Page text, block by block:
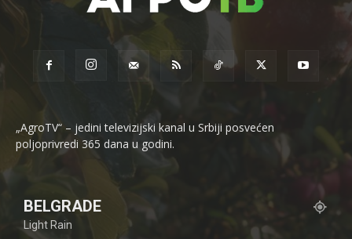
„AgroTV“ – jedini televizijski kanal u Srbiji posvećen
poljoprivredi 365 dana u godini.
BELGRADE
Light Rain